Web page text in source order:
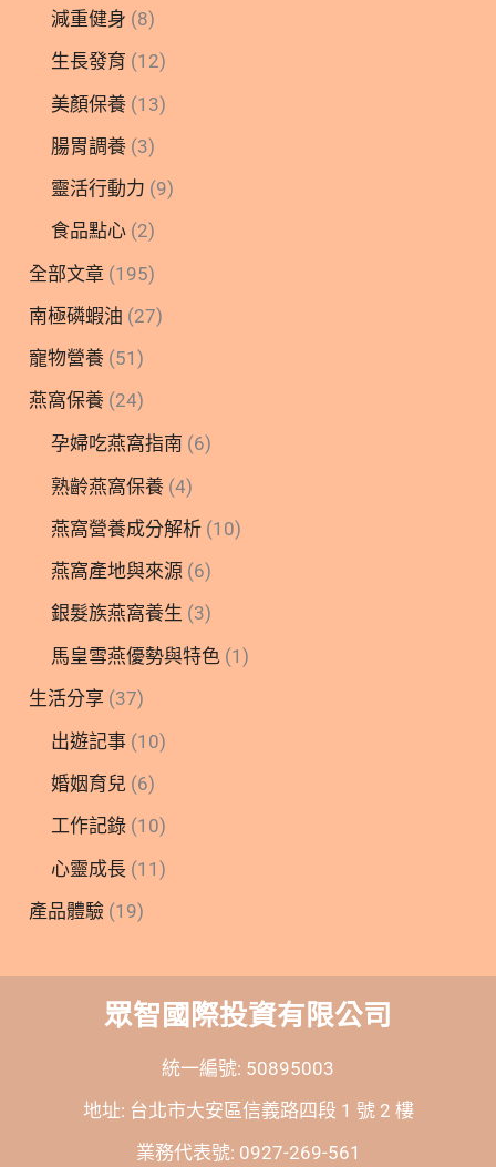
減重健身 (8)
生長發育 (12)
美顏保養 (13)
腸胃調養 (3)
靈活行動力 (9)
食品點心 (2)
全部文章 (195)
南極磷蝦油 (27)
寵物營養 (51)
燕窩保養 (24)
孕婦吃燕窩指南 (6)
熟齡燕窩保養 (4)
燕窩營養成分解析 (10)
燕窩產地與來源 (6)
銀髮族燕窩養生 (3)
馬皇雪燕優勢與特色 (1)
生活分享 (37)
出遊記事 (10)
婚姻育兒 (6)
工作記錄 (10)
心靈成長 (11)
產品體驗 (19)
眾智國際投資有限公司
統一編號: 50895003
地址: 台北市大安區信義路四段 1 號 2 樓
業務代表號: 0927-269-561